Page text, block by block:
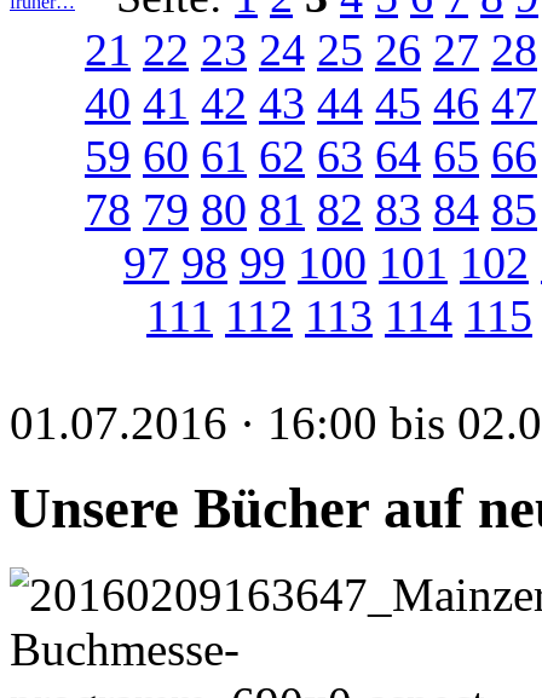
21 22 23 24 25 26 27 28
40 41 42 43 44 45 46 47
59 60 61 62 63 64 65 66
78 79 80 81 82 83 84 85
97 98 99 100 101 102
111 112 113 114 115
01.07.2016 · 16:00 bis
Unsere Bücher auf